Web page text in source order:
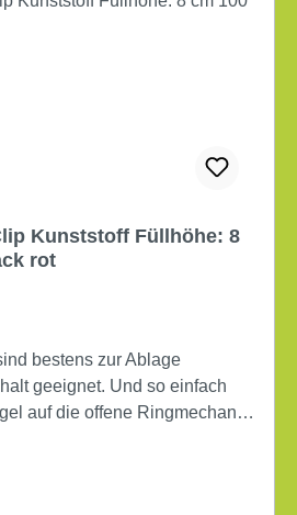
Kunststoff Füllhöhe: 8
rot
bestens zur Ablage
geeignet. Und so einfach